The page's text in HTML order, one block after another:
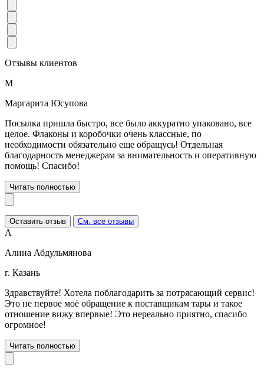
Отзывы клиентов
М
Маргарита Юсупова
Посылка пришла быстро, все было аккуратно упаковано, все
целое. Флаконы и коробочки очень классные, по
необходимости обязательно еще обращусь! Отдельная
благодарность менеджерам за внимательность и оперативную
помощь! Спасибо!
Читать полностью
Оставить отзыв См. все отзывы
А
Алина Абдульмянова
г. Казань
Здравствуйте! Хотела поблагодарить за потрясающий сервис!
Это не первое моё обращение к поставщикам тары и такое
отношение вижу впервые! Это нереально приятно, спасибо
огромное!
Читать полностью